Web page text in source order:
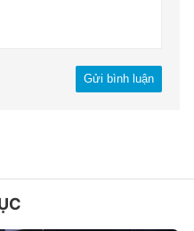
Gửi bình luận